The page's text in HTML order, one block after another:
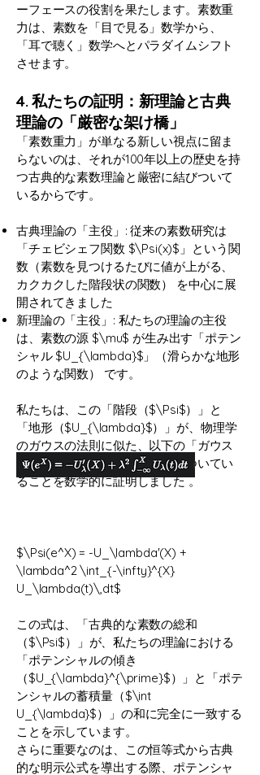
ーフェースの役割を果たします。素数重
力は、素数を「目で見る」数学から、
「耳で聴く」数学へとパラダイムシフト
させます。
4. 私たちの証明：新理論と古典
理論の「厳密な架け橋」
「素数重力」が単なる新しい視点に留ま
らないのは、それが100年以上の歴史を持
つ古典的な素数理論と厳密に結びついて
いるからです。
古典理論の「主役」: 従来の素数研究は
「チェビシェフ関数 $\Psi(x)$」という関
数（素数を見つけるたびに値が上がる、
カクカクした階段状の関数） を中心に展
開されてきました
新理論の「主役」: 私たちの理論の主役
は、素数の源 $\mu$ が生み出す「ポテン
シャル $U_{\lambda}$」（滑らかな地形
のような関数） です。
私たちは、この「階段（$\Psi$）」と
「地形（$U_{\lambda}$）」が、物理学
のガウスの法則に似た、以下の「ガウス
型恒等式」によって厳密に結びついてい
ることを数学的に証明しました 。
$\Psi(e^X) = -U_\lambda'(X) +
\lambda^2 \int_{-\infty}^{X}
U_\lambda(t)\,dt$
この式は、「古典的な素数の総和
（$\Psi$）」が、私たちの理論における
「ポテンシャルの傾き
（$U_{\lambda}^{\prime}$）」と「ポテ
ンシャルの蓄積量（$\int
U_{\lambda}$）」の和に完全に一致する
ことを示しています。
さらに重要なのは、この恒等式から古典
的な明示公式を導出する際、ポテンシャ